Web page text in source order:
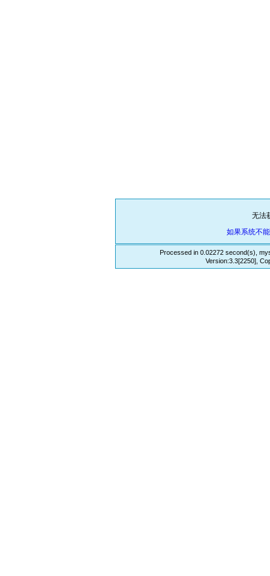
无法
如果系统不
Processed in 0.02272 second(s),
Version:3.3[2250],